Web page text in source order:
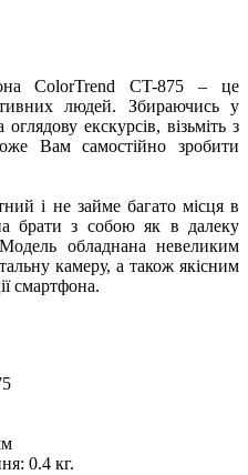
ColorTrend CT-875 – це
людей. Збираючись у
екскурсів, візьміть з
Вам самостійно зробити
і не займе багато місця в
брати з собою як в далеку
обладнана невеликим
камеру, а також якісним
смартфона.
0.4 кг.